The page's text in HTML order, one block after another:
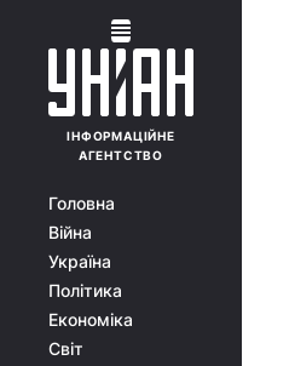
ІНФОРМАЦІЙНЕ
АГЕНТСТВО
Головна
Війна
Україна
Політика
Економіка
Світ